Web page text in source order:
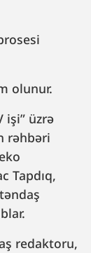
olunur.
işi” üzrə
rəhbəri
Tapdıq,
redaktoru,